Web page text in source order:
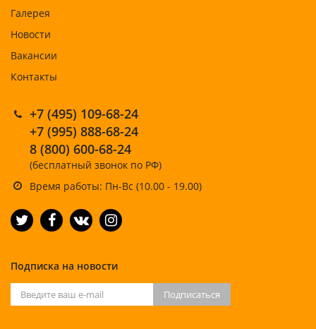
Галерея
Новости
Вакансии
Контакты
+7 (495) 109-68-24
+7 (995) 888-68-24
8 (800) 600-68-24
(бесплатный звонок по РФ)
Время работы: Пн-Вс (10.00 - 19.00)
Подписка на новости
Подписаться